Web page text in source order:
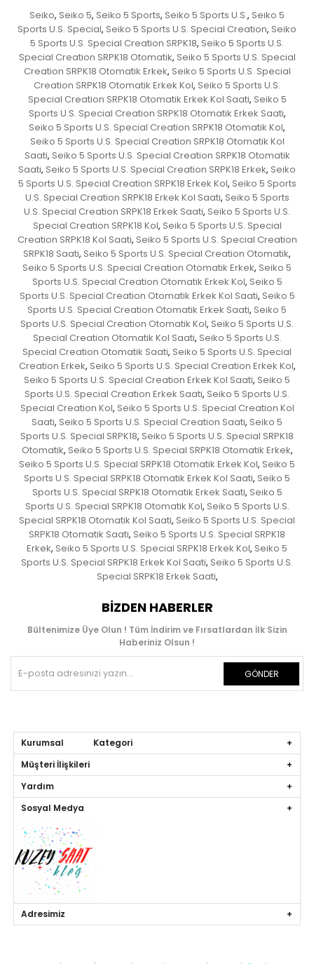
Seiko, Seiko 5, Seiko 5 Sports, Seiko 5 Sports U.S., Seiko 5
Sports U.S. Special, Seiko 5 Sports U.S. Special Creation, Seiko
5 Sports U.S. Special Creation SRPK18, Seiko 5 Sports U.S.
Special Creation SRPK18 Otomatik, Seiko 5 Sports U.S. Special
Creation SRPK18 Otomatik Erkek, Seiko 5 Sports U.S. Special
Creation SRPK18 Otomatik Erkek Kol, Seiko 5 Sports U.S.
Special Creation SRPK18 Otomatik Erkek Kol Saati, Seiko 5
Sports U.S. Special Creation SRPK18 Otomatik Erkek Saati,
Seiko 5 Sports U.S. Special Creation SRPK18 Otomatik Kol,
Seiko 5 Sports U.S. Special Creation SRPK18 Otomatik Kol
Saati, Seiko 5 Sports U.S. Special Creation SRPK18 Otomatik
Saati, Seiko 5 Sports U.S. Special Creation SRPK18 Erkek, Seiko
5 Sports U.S. Special Creation SRPK18 Erkek Kol, Seiko 5 Sports
U.S. Special Creation SRPK18 Erkek Kol Saati, Seiko 5 Sports
U.S. Special Creation SRPK18 Erkek Saati, Seiko 5 Sports U.S.
Special Creation SRPK18 Kol, Seiko 5 Sports U.S. Special
Creation SRPK18 Kol Saati, Seiko 5 Sports U.S. Special Creation
SRPK18 Saati, Seiko 5 Sports U.S. Special Creation Otomatik,
Seiko 5 Sports U.S. Special Creation Otomatik Erkek, Seiko 5
Sports U.S. Special Creation Otomatik Erkek Kol, Seiko 5
Sports U.S. Special Creation Otomatik Erkek Kol Saati, Seiko 5
Sports U.S. Special Creation Otomatik Erkek Saati, Seiko 5
Sports U.S. Special Creation Otomatik Kol, Seiko 5 Sports U.S.
Special Creation Otomatik Kol Saati, Seiko 5 Sports U.S.
Special Creation Otomatik Saati, Seiko 5 Sports U.S. Special
Creation Erkek, Seiko 5 Sports U.S. Special Creation Erkek Kol,
Seiko 5 Sports U.S. Special Creation Erkek Kol Saati, Seiko 5
Sports U.S. Special Creation Erkek Saati, Seiko 5 Sports U.S.
Special Creation Kol, Seiko 5 Sports U.S. Special Creation Kol
Saati, Seiko 5 Sports U.S. Special Creation Saati, Seiko 5
Sports U.S. Special SRPK18, Seiko 5 Sports U.S. Special SRPK18
Otomatik, Seiko 5 Sports U.S. Special SRPK18 Otomatik Erkek,
Seiko 5 Sports U.S. Special SRPK18 Otomatik Erkek Kol, Seiko 5
Sports U.S. Special SRPK18 Otomatik Erkek Kol Saati, Seiko 5
Sports U.S. Special SRPK18 Otomatik Erkek Saati, Seiko 5
Sports U.S. Special SRPK18 Otomatik Kol, Seiko 5 Sports U.S.
Special SRPK18 Otomatik Kol Saati, Seiko 5 Sports U.S. Special
SRPK18 Otomatik Saati, Seiko 5 Sports U.S. Special SRPK18
Erkek, Seiko 5 Sports U.S. Special SRPK18 Erkek Kol, Seiko 5
Sports U.S. Special SRPK18 Erkek Kol Saati, Seiko 5 Sports U.S.
Special SRPK18 Erkek Saati,
BIZDEN HABERLER
Bültenimize Üye Olun ! Tüm İndirim ve Fırsatlardan İlk Sizin
Haberiniz Olsun !
GÖNDER
Kurumsal Kategori
Müşteri İlişkileri
Yardım
Sosyal Medya
Adresimiz